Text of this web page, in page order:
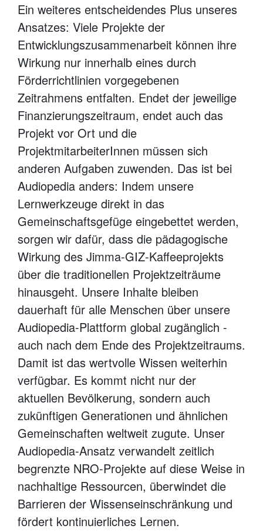
Ein weiteres entscheidendes Plus unseres
Ansatzes: Viele Projekte der
Entwicklungszusammenarbeit können ihre
Wirkung nur innerhalb eines durch
Förderrichtlinien vorgegebenen
Zeitrahmens entfalten. Endet der jeweilige
Finanzierungszeitraum, endet auch das
Projekt vor Ort und die
ProjektmitarbeiterInnen müssen sich
anderen Aufgaben zuwenden. Das ist bei
Audiopedia anders: Indem unsere
Lernwerkzeuge direkt in das
Gemeinschaftsgefüge eingebettet werden,
sorgen wir dafür, dass die pädagogische
Wirkung des Jimma-GIZ-Kaffeeprojekts
über die traditionellen Projektzeiträume
hinausgeht. Unsere Inhalte bleiben
dauerhaft für alle Menschen über unsere
Audiopedia-Plattform global zugänglich -
auch nach dem Ende des Projektzeitraums.
Damit ist das wertvolle Wissen weiterhin
verfügbar. Es kommt nicht nur der
aktuellen Bevölkerung, sondern auch
zukünftigen Generationen und ähnlichen
Gemeinschaften weltweit zugute. Unser
Audiopedia-Ansatz verwandelt zeitlich
begrenzte NRO-Projekte auf diese Weise in
nachhaltige Ressourcen, überwindet die
Barrieren der Wissenseinschränkung und
fördert kontinuierliches Lernen.